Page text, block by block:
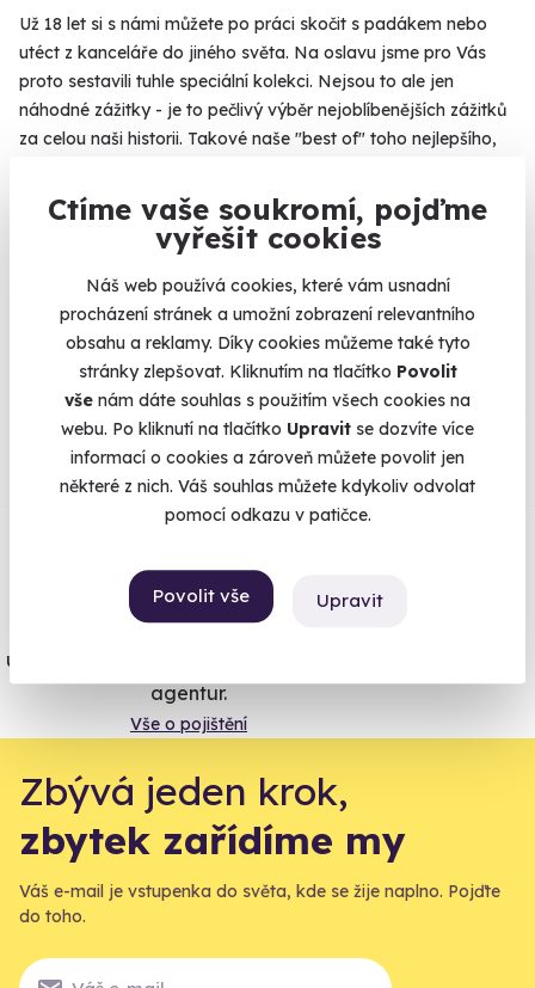
Ctíme vaše soukromí, pojďme
vyřešit cookies
Náš web používá cookies, které vám usnadní
procházení stránek a umožní zobrazení relevantního
obsahu a reklamy. Díky cookies můžeme také tyto
stránky zlepšovat. Kliknutím na tlačítko Povolit
vše nám dáte souhlas s použitím všech cookies na
webu. Po kliknutí na tlačítko Upravit se dozvíte více
informací o cookies a zároveň můžete povolit jen
některé z nich. Váš souhlas můžete kdykoliv odvolat
pomocí odkazu v patičce.
Povolit vše Upravit
Už 18 let si s námi můžete po práci skočit s padákem nebo
utéct z kanceláře do jiného světa. Na oslavu jsme pro Vás
proto sestavili tuhle speciální kolekci. Nejsou to ale jen
náhodné zážitky - je to pečlivý výběr nejoblíbenějších zážitků
za celou naši historii. Takové naše "best of" toho nejlepšího,
všední den v neobyčejný?
Naheureka.czmáme
96% spokojenost zákazníků.
Co si o nás myslí
Zobraz ohlasy
Vše umíme pojistit
Jeden nikdy neví. Máme nejvyšší
úrazové pojištění z nabídky zážitkových
agentur.
Vše o pojištění
Zbývá jeden krok,
zbytek zařídíme my
Váš e-mail je vstupenka do světa, kde se žije naplno. Pojďte
do toho.